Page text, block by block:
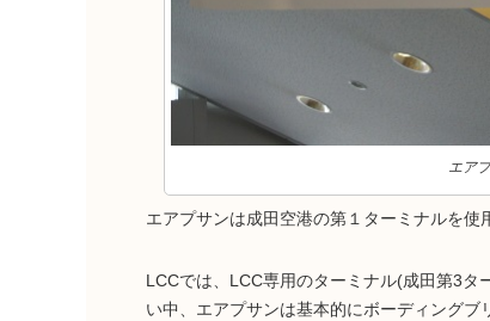
エア
エアプサンは成田空港の第１ターミナルを使
LCCでは、LCC専用のターミナル(成田第3
い中、エアプサンは基本的にボーディングブ